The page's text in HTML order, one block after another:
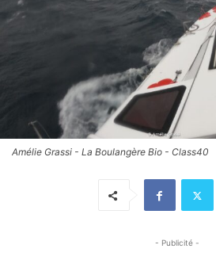
Amélie Grassi - La Boulangère Bio - Class40
- Publicité -